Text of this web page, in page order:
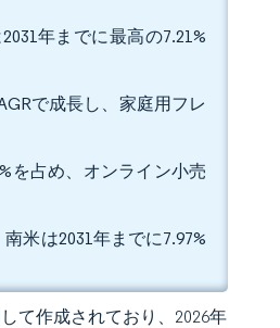
年までに最高の7.21%
で成長し、家庭用フレ
を占め、オンライン小売
米は2031年までに7.97%
て作成されており、2026年